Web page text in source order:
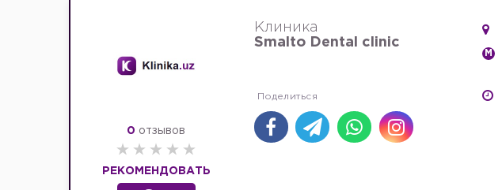
0 отзывов
РЕКОМЕНДОВАТЬ
Клиника
Smalto Dental clinic
M